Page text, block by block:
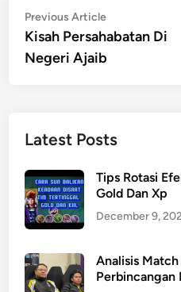
Post
navigation
Previous ArticlePrevious
article:
Kisah Persahabatan Di
Negeri Ajaib
Latest Posts
Tips Rotasi
Gold Dan Xp
December 9,
Analisis
Perbincangan